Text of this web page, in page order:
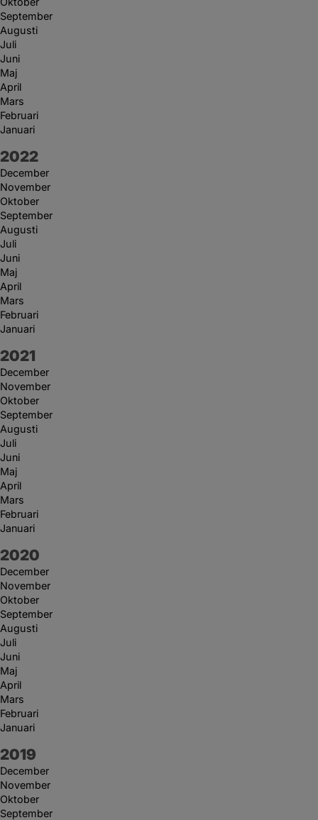
September
Augusti
Juli
Juni
Maj
April
Mars
Februari
Januari
År:
2022
December
November
Oktober
September
Augusti
Juli
Juni
Maj
April
Mars
Februari
Januari
År:
2021
December
November
Oktober
September
Augusti
Juli
Juni
Maj
April
Mars
Februari
Januari
År:
2020
December
November
Oktober
September
Augusti
Juli
Juni
Maj
April
Mars
Februari
Januari
År:
2019
December
November
Oktober
September